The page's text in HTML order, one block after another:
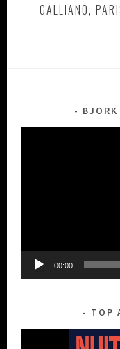
GALLIANO,
00:00
TOP